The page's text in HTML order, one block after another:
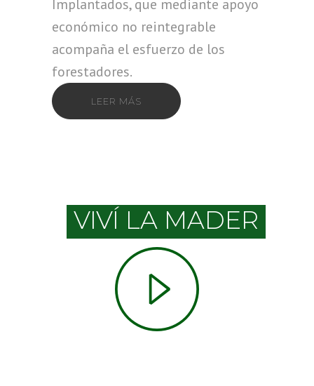
Implantados, que mediante apoyo
económico no reintegrable
acompaña el esfuerzo de los
forestadores.
LEER MÁS
VIVÍ LA MADERA